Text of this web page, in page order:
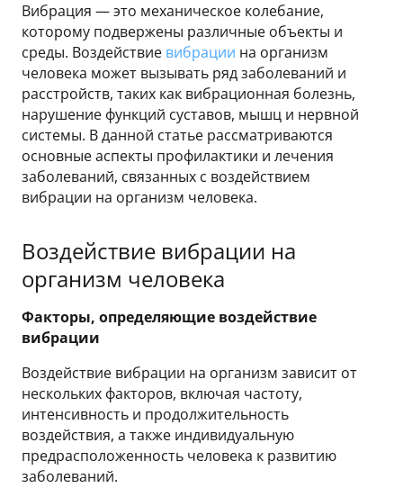
Вибрация — это механическое колебание,
которому подвержены различные объекты и
среды. Воздействие вибрации на организм
человека может вызывать ряд заболеваний и
расстройств, таких как вибрационная болезнь,
нарушение функций суставов, мышц и нервной
системы. В данной статье рассматриваются
основные аспекты профилактики и лечения
заболеваний, связанных с воздействием
вибрации на организм человека.
Воздействие вибрации на
организм человека
Факторы, определяющие воздействие
вибрации
Воздействие вибрации на организм зависит от
нескольких факторов, включая частоту,
интенсивность и продолжительность
воздействия, а также индивидуальную
предрасположенность человека к развитию
заболеваний.